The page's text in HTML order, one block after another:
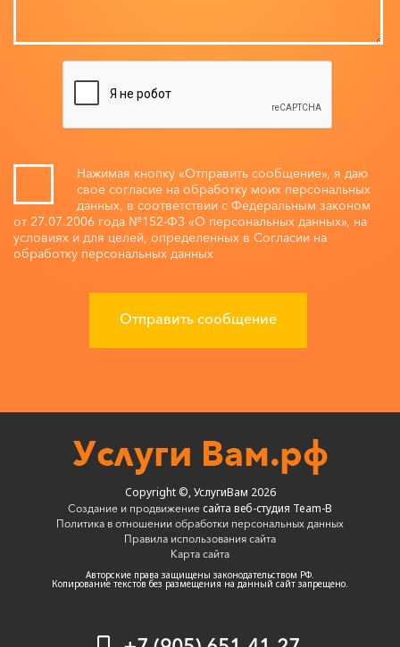
Нажимая кнопку «Отправить сообщение», я даю
свое согласие на обработку моих персональных
данных, в соответствии с Федеральным законом
от 27.07.2006 года №152-ФЗ «О персональных данных», на
условиях и для целей, определенных в Согласии на
обработку персональных данных
Copyright ©, УслугиВам 2026
Создание и продвижение сайта веб-студия Team-B
Политика в отношении обработки персональных данных
Правила использования сайта
Карта сайта
Авторские права защищены законодательством РФ.
Копирование текстов без размещения на данный сайт запрещено.